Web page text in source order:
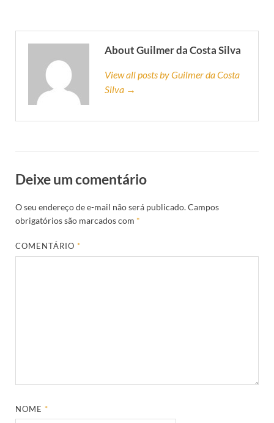
About Guilmer da Costa Silva
View all posts by Guilmer da Costa
Silva →
Deixe um comentário
O seu endereço de e-mail não será publicado.Campos
obrigatórios são marcados com *
COMENTÁRIO*
NOME*